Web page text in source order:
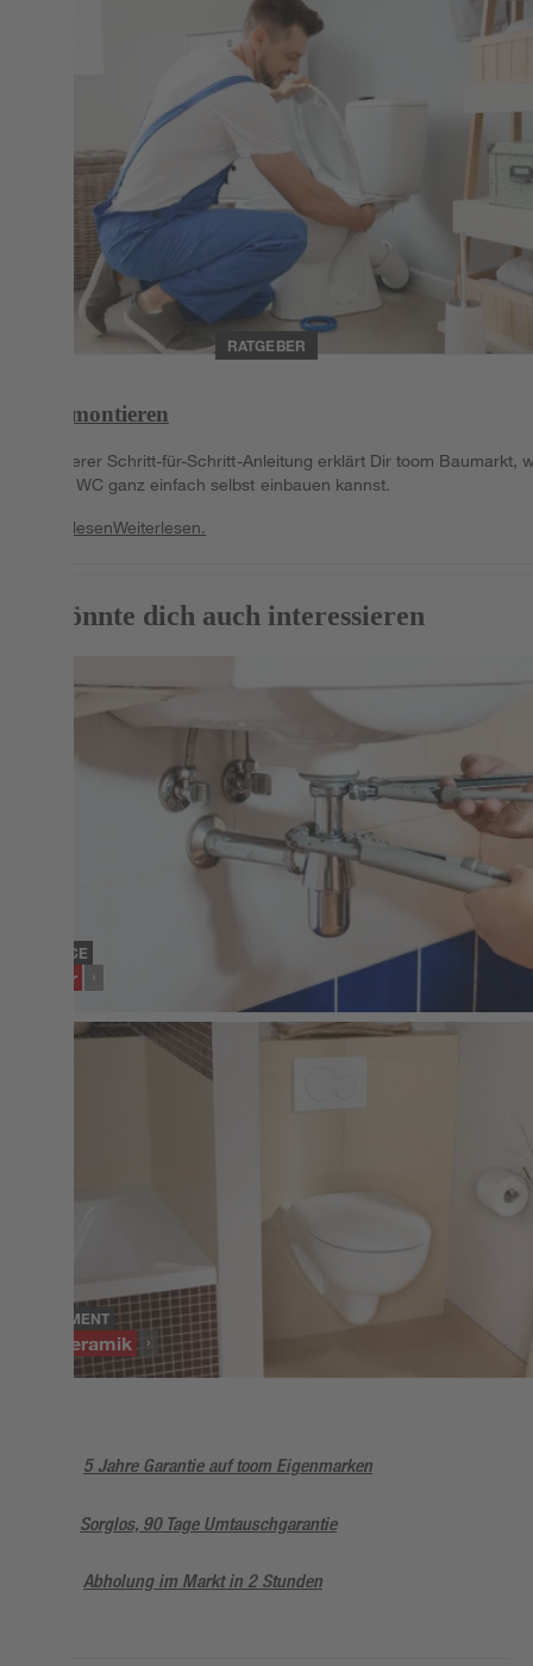
RATGEBER
WC montieren
In unserer Schritt-für-Schritt-Anleitung erklärt Dir toom Baumarkt,
du ein WC ganz einfach selbst einbauen kannst.
WeiterlesenWeiterlesen.
Das könnte dich auch interessieren
SERVICE
Bäder
SORTIMENT
Badkeramik
5 Jahre Garantie auf toom Eigenmarken
Sorglos, 90 Tage Umtauschgarantie
Abholung im Markt in 2 Stunden